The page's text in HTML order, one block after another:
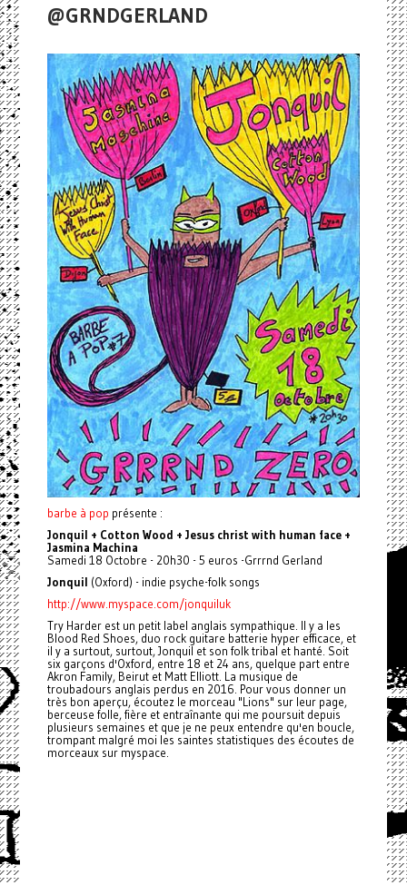
@GRNDGERLAND
barbe à pop présente :
Jonquil + Cotton Wood + Jesus christ with human face +
Jasmina Machina
Samedi 18 Octobre - 20h30 - 5 euros -Grrrnd Gerland
Jonquil (Oxford) - indie psyche-folk songs
http://www.myspace.com/jonquiluk
Try Harder est un petit label anglais sympathique. Il y a les
Blood Red Shoes, duo rock guitare batterie hyper efficace, et
il y a surtout, surtout, Jonquil et son folk tribal et hanté. Soit
six garçons d'Oxford, entre 18 et 24 ans, quelque part entre
Akron Family, Beirut et Matt Elliott. La musique de
troubadours anglais perdus en 2016. Pour vous donner un
très bon aperçu, écoutez le morceau "Lions" sur leur page,
berceuse folle, fière et entraînante qui me poursuit depuis
plusieurs semaines et que je ne peux entendre qu'en boucle,
trompant malgré moi les saintes statistiques des écoutes de
morceaux sur myspace.